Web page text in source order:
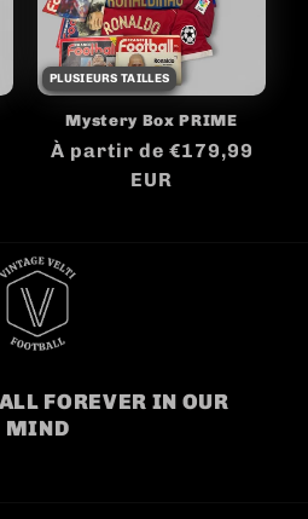
PLUSIEURS TAILLES
Mystery Box PRIME
Prix
À partir de €179,99
EUR
FOREVER IN OUR
MIND